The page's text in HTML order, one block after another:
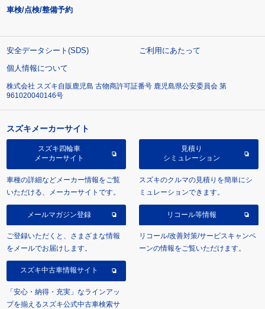
車検/点検/整備予約
安全データシート(SDS)
ご利用にあたって
個人情報について
株式会社 スズキ自販鹿児島 古物商許可証番号 鹿児島県公安委員会 第
961020040146号
スズキメーカーサイト
スズキ四輪車
メーカーサイト
車種の詳細などメーカー情報をご覧
いただける、メーカーサイトです。
見積り
シミュレーション
スズキのクルマの見積りを簡単にシ
ミュレーションできます。
メールマガジン登録
ご登録いただくと、さまざまな情報
をメールでお届けします。
リコール等情報
リコール/改善対策/サービスキャンペ
ーンの情報をご覧いただけます。
スズキ中古車情報サイト
「安心・納得・充実」なラインアッ
プを揃えるスズキ公式中古車検索サ